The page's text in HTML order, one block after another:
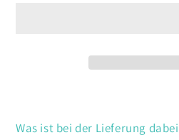
Was ist bei der Lieferung